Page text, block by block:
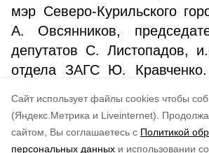
Cайт использует файлы cookies чтобы
(Яндекс.Метрика и Liveinternet).
сайтом, Вы соглашаетесь с Политикой
персональных данных и использовании
мэр Северо-Курильского
А. Овсянников,
депутатов С. Листопадов,
отдела ЗАГС Ю. Кравченко.
стала подарком для гостей